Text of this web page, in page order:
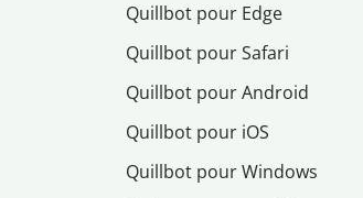
Quillbot pour Edge
Quillbot pour Safari
Quillbot pour Android
Quillbot pour iOS
Quillbot pour Windows